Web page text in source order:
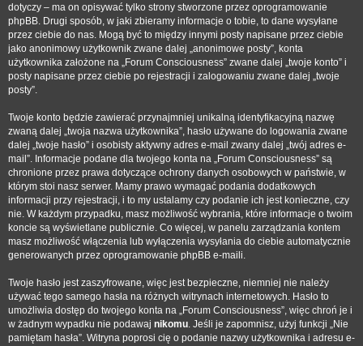
dotyczy – ma on opisywać tylko strony stworzone przez oprogramowanie
phpBB. Drugi sposób, w jaki zbieramy informacje o tobie, to dane wysyłane
przez ciebie do nas. Mogą być to między innymi posty napisane przez ciebie
jako anonimowy użytkownik zwane dalej „anonimowe posty”, konta
użytkownika założone na „Forum Consciousness” zwane dalej „twoje konto” i
posty napisane przez ciebie po rejestracji i zalogowaniu zwane dalej „twoje
posty”.
Twoje konto będzie zawierać przynajmniej unikalną identyfikacyjną nazwę
zwaną dalej „twoja nazwa użytkownika”, hasło używane do logowania zwane
dalej „twoje hasło” i osobisty aktywny adres e-mail zwany dalej „twój adres e-
mail”. Informacje podane dla twojego konta na „Forum Consciousness” są
chronione przez prawa dotyczące ochrony danych osobowych w państwie, w
którym stoi nasz serwer. Mamy prawo wymagać podania dodatkowych
informacji przy rejestracji, i to my ustalamy czy podanie ich jest konieczne, czy
nie. W każdym przypadku, masz możliwość wybrania, które informacje o twoim
koncie są wyświetlane publicznie. Co więcej, w panelu zarządzania kontem
masz możliwość włączenia lub wyłączenia wysyłania do ciebie automatycznie
generowanych przez oprogramowanie phpBB e-maili.
Twoje hasło jest zaszyfrowane, więc jest bezpieczne, niemniej nie należy
używać tego samego hasła na różnych witrynach internetowych. Hasło to
umożliwia dostęp do twojego konta na „Forum Consciousness”, więc chroń je i
w żadnym wypadku nie podawaj nikomu. Jeśli je zapomnisz, użyj funkcji „Nie
pamiętam hasła”. Witryna poprosi cię o podanie nazwy użytkownika i adresu e-